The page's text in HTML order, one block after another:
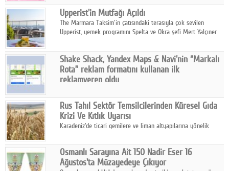
ürünleriyle hem yurt içinde hem de uluslararası pazarlarda
büyümesini sürdürüyor.
Upperist'in Mutfağı Açıldı
The Marmara Taksim'in çatısındaki terasıyla çok sevilen
Upperist, yemek programını Spelta ve Okra şefi Mert Yalçıner
Shake Shack, Yandex Maps & Navi'nin “Markalı
Rota” reklam formatını kullanan ilk
reklamveren oldu
artırmak amacıyla Cereyan Medya ve Yandex Ads iş birliğiyle
Yandex Maps & Navi'nin yeni "Markalı Rota" reklam formatını
kullanan ilk marka oldu.
Rus Tahıl Sektör Temsilcilerinden Küresel Gıda
Krizi Ve Kıtlık Uyarısı
Karadeniz'de ticari gemilere ve liman altyapılarına yönelik
geçirdi.
Osmanlı Sarayına Ait 150 Nadir Eser 16
Ağustos'ta Müzayedeye Çıkıyor